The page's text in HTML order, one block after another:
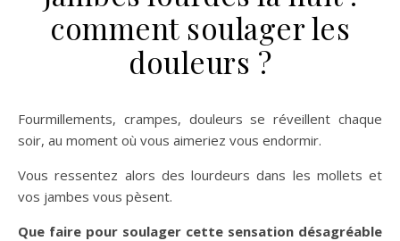
comment soulager les
douleurs ?
Fourmillements, crampes, douleurs se réveillent chaque
soir, au moment où vous aimeriez vous endormir.
Vous ressentez alors des lourdeurs dans les mollets et
vos jambes vous pèsent.
Que faire pour soulager cette sensation désagréable